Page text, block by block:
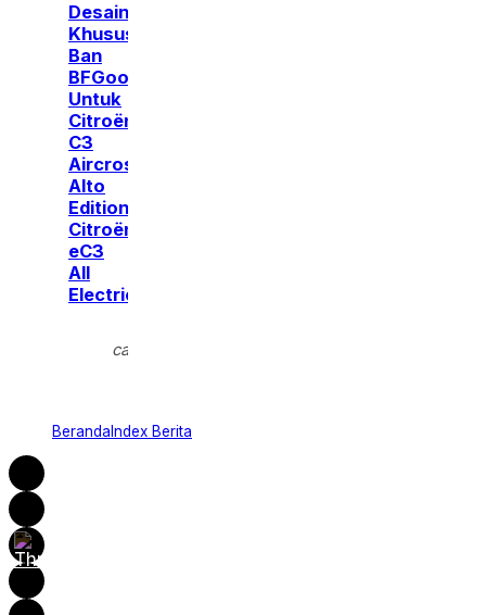
Desain
Khusus
Ban
BFGoodrich,
Untuk
Citroën
C3
Aircross
Alto
Edition
Citroën
eC3
All
Electric
calendar_month
Beranda Index Berita